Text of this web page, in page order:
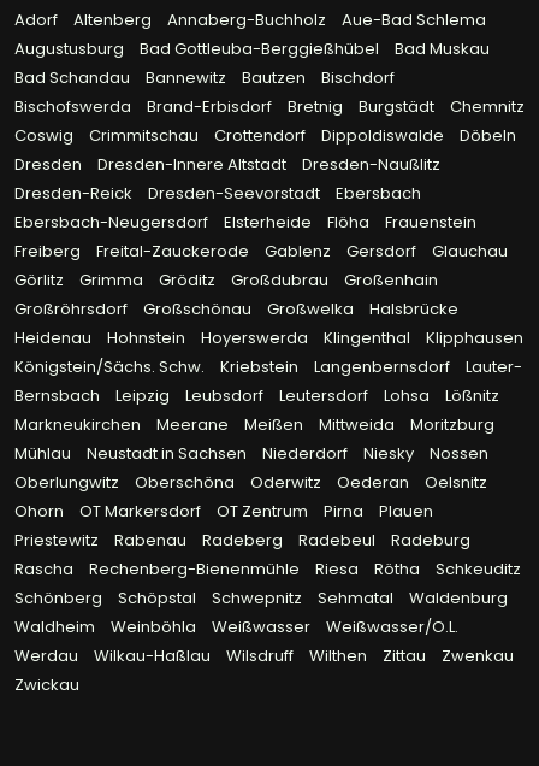
Adorf Altenberg Annaberg-Buchholz
Aue-Bad Schlema
Augustusburg
Bad Gottleuba-Berggießhübel
Bad Muskau
Bad Schandau
Bannewitz Bautzen
Bischdorf
Bischofswerda
Brand-Erbisdorf Bretnig Burgstädt
Chemnitz
Coswig
Crimmitschau Crottendorf Dippoldiswalde
Döbeln
Dresden
Dresden-Innere Altstadt
Dresden-Naußlitz
Dresden-Reick
Dresden-Seevorstadt
Ebersbach
Ebersbach-Neugersdorf
Elsterheide Flöha
Frauenstein
Freiberg
Freital-Zauckerode Gablenz Gersdorf
Glauchau
Görlitz
Grimma Gröditz Großdubrau
Großenhain
Großröhrsdorf
Großschönau Großwelka
Halsbrücke
Heidenau
Hohnstein Hoyerswerda Klingenthal
Klipphausen
Königstein/Sächs. Schw.
Kriebstein Langenbernsdorf
Lauter-
Bernsbach
Leipzig Leubsdorf Leutersdorf Lohsa
Lößnitz
Markneukirchen
Meerane Meißen Mittweida
Moritzburg
Mühlau
Neustadt in Sachsen Niederdorf Niesky
Nossen
Oberlungwitz
Oberschöna Oderwitz Oederan
Oelsnitz
Ohorn
OT Markersdorf OT Zentrum Pirna
Plauen
Priestewitz
Rabenau Radeberg Radebeul
Radeburg
Rascha
Rechenberg-Bienenmühle Riesa Rötha
Schkeuditz
Schönberg
Schöpstal Schwepnitz Sehmatal
Waldenburg
Waldheim
Weinböhla Weißwasser
Weißwasser/O.L.
Werdau
Wilkau-Haßlau Wilsdruff Wilthen Zittau
Zwenkau
Zwickau